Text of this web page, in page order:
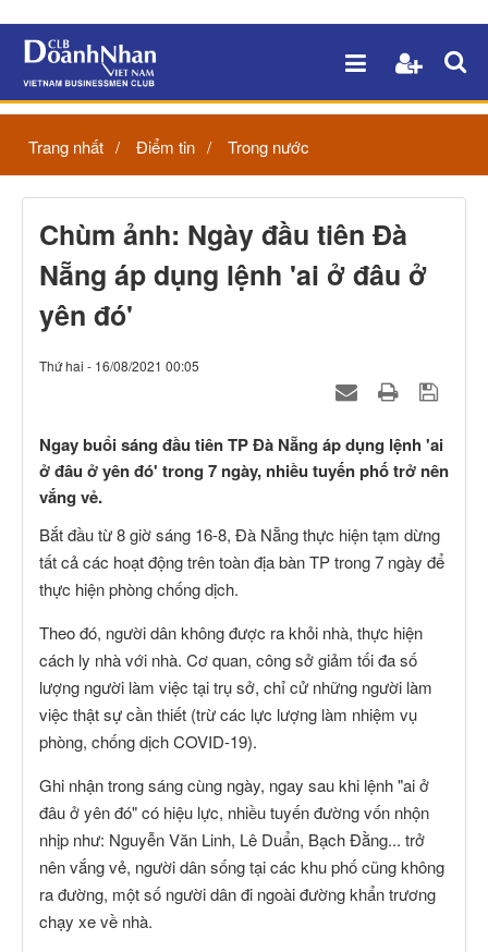
Trang nhất Điểm tin Trong nước
Chùm ảnh: Ngày đầu tiên Đà
Nẵng áp dụng lệnh 'ai ở đâu ở
yên đó'
Thứ hai - 16/08/2021 00:05
Ngay buổi sáng đầu tiên TP Đà Nẵng áp dụng lệnh 'ai
ở đâu ở yên đó' trong 7 ngày, nhiều tuyến phố trở nên
vắng vẻ.
Bắt đầu từ 8 giờ sáng 16-8, Đà Nẵng thực hiện tạm dừng
tất cả các hoạt động trên toàn địa bàn TP trong 7 ngày để
thực hiện phòng chống dịch.
Theo đó, người dân không được ra khỏi nhà, thực hiện
cách ly nhà với nhà. Cơ quan, công sở giảm tối đa số
lượng người làm việc tại trụ sở, chỉ cử những người làm
việc thật sự cần thiết (trừ các lực lượng làm nhiệm vụ
phòng, chống dịch COVID-19).
Ghi nhận trong sáng cùng ngày, ngay sau khi lệnh "ai ở
đâu ở yên đó" có hiệu lực, nhiều tuyến đường vốn nhộn
nhịp như: Nguyễn Văn Linh, Lê Duẩn, Bạch Đằng... trở
nên vắng vẻ, người dân sống tại các khu phố cũng không
ra đường, một số người dân đi ngoài đường khẩn trương
chạy xe về nhà.